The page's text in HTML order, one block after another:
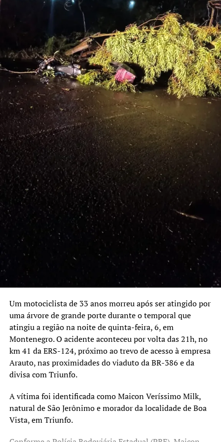
filhos”, contou.
????????????????????????????????????
TÓPICOS RELACIONADOS:
A SEGUIR UP
Programa Recomeçar coloca 1100 apenados do sistema
prisional a trabalhar
NÃO SE ESQUEÇA
Canoas prestes a completar 80 anos de Instalação Política
Um motociclista de 33 anos morreu após ser atingido por
uma árvore de grande porte durante o temporal que
atingiu a região na noite de quinta-feira, 6, em
Montenegro. O acidente aconteceu por volta das 21h, no
km 41 da ERS-124, próximo ao trevo de acesso à empresa
Arauto, nas proximidades do viaduto da BR-386 e da
divisa com Triunfo.
A vítima foi identificada como Maicon Veríssimo Milk,
natural de São Jerônimo e morador da localidade de Boa
Vista, em Triunfo.